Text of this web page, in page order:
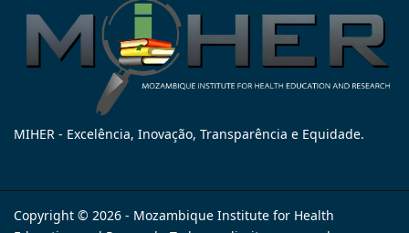
MIHER - Excelência, Inovação, Transparência e Equidade.
Copyright © 2026 - Mozambique Institute for Health